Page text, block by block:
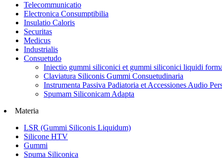
Telecommunicatio
Electronica Consumptibilia
Insulatio Caloris
Securitas
Medicus
Industrialis
Consuetudo
Iniectio gummi siliconici et gummi siliconici liquidi
Claviatura Siliconis Gummi Consuetudinaria
Instrumenta Passiva Padiatoria et Accessiones Audio
Spumam Siliconicam Adapta
Materia
LSR (Gummi Siliconis Liquidum)
Silicone HTV
Gummi
Spuma Siliconica